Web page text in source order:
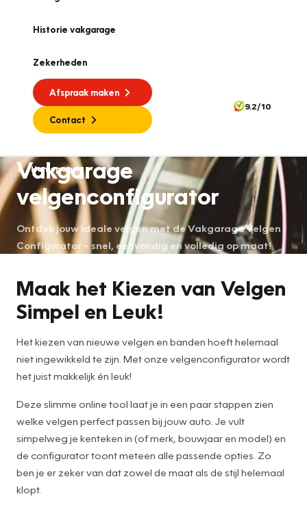
Historie vakgarage
Zekerheden
Afspraak maken
Contact
9.2/10
Homepage
Vakgarage
velgenconfigurator
Ontdek jouw ideale velgen met de Vakgarage Velgen
Configurator – snel, eenvoudig en volledig op maat!
Maak het Kiezen van Velgen
Simpel en Leuk!
Het kiezen van nieuwe velgen en banden hoeft helemaal
niet ingewikkeld te zijn. Met onze velgenconfigurator wordt
het juist makkelijk én leuk!
Deze slimme online tool laat je in een paar stappen zien
welke velgen perfect passen bij jouw auto. Je vult
simpelweg je kenteken in (of merk, bouwjaar en model) en
de configurator toont meteen alle passende opties. Zo
ben je er zeker van dat zowel de maat als de stijl helemaal
klopt.